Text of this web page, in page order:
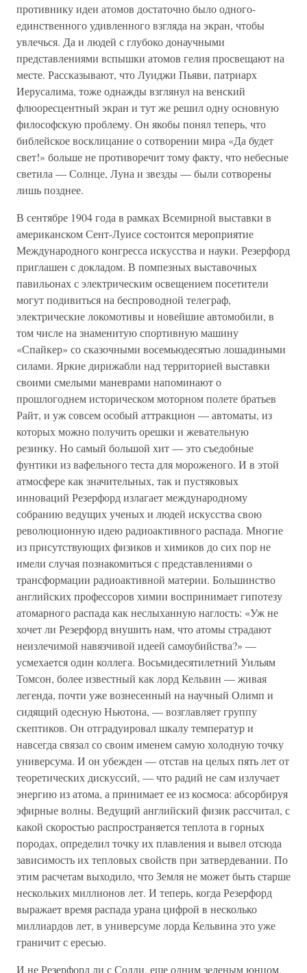
противнику идеи атомов достаточно было одного-
единственного удивленного взгляда на экран, чтобы
увлечься. Да и людей с глубоко донаучными
представлениями вспышки атомов гелия просвещают на
месте. Рассказывают, что Луиджи Пьяви, патриарх
Иерусалима, тоже однажды взглянул на венский
флюоресцентный экран и тут же решил одну основную
философскую проблему. Он якобы понял теперь, что
библейское восклицание о сотворении мира «Да будет
свет!» больше не противоречит тому факту, что небесные
светила — Солнце, Луна и звезды — были сотворены
лишь позднее.
В сентябре 1904 года в рамках Всемирной выставки в
американском Сент-Луисе состоится мероприятие
Международного конгресса искусства и науки. Резерфорд
приглашен с докладом. В помпезных выставочных
павильонах с электрическим освещением посетители
могут подивиться на беспроводной телеграф,
электрические локомотивы и новейшие автомобили, в
том числе на знаменитую спортивную машину
«Спайкер» со сказочными восемьюдесятью лошадиными
силами. Яркие дирижабли над территорией выставки
своими смелыми маневрами напоминают о
прошлогоднем историческом моторном полете братьев
Райт, и уж совсем особый аттракцион — автоматы, из
которых можно получить орешки и жевательную
резинку. Но самый большой хит — это съедобные
фунтики из вафельного теста для мороженого. И в этой
атмосфере как значительных, так и пустяковых
инноваций Резерфорд излагает международному
собранию ведущих ученых и людей искусства свою
революционную идею радиоактивного распада. Многие
из присутствующих физиков и химиков до сих пор не
имели случая познакомиться с представлениями о
трансформации радиоактивной материи. Большинство
английских профессоров химии воспринимает гипотезу
атомарного распада как неслыханную наглость: «Уж не
хочет ли Резерфорд внушить нам, что атомы страдают
неизлечимой навязчивой идеей самоубийства?» —
усмехается один коллега. Восьмидесятилетний Уильям
Томсон, более известный как лорд Кельвин — живая
легенда, почти уже вознесенный на научный Олимп и
сидящий одесную Ньютона, — возглавляет группу
скептиков. Он отградуировал шкалу температур и
навсегда связал со своим именем самую холодную точку
универсума. И он убежден — отстав на целых пять лет от
теоретических дискуссий, — что радий не сам излучает
энергию из атома, а принимает ее из космоса: абсорбируя
эфирные волны. Ведущий английский физик рассчитал, с
какой скоростью распространяется теплота в горных
породах, определил точку их плавления и вывел отсюда
зависимость их тепловых свойств при затвердевании. По
этим расчетам выходило, что Земля не может быть старше
нескольких миллионов лет. И теперь, когда Резерфорд
выражает время распада урана цифрой в несколько
миллиардов лет, в универсуме лорда Кельвина это уже
граничит с ересью.
И не Резерфорд ли с Содди, еще одним зеленым юнцом,